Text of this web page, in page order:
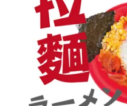
壽
司
丼
飯
大
餐
牌